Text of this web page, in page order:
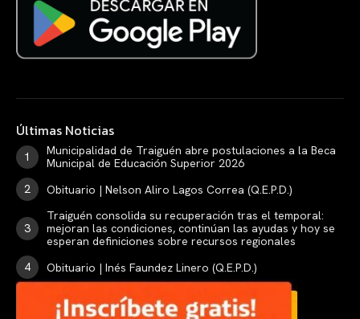
Últimas Noticias
Municipalidad de Traiguén abre postulaciones a la Beca
Municipal de Educación Superior 2026
Obituario | Nelson Aliro Lagos Correa (Q.E.P.D.)
Traiguén consolida su recuperación tras el temporal:
mejoran las condiciones, continúan las ayudas y hoy se
esperan definiciones sobre recursos regionales
Obituario | Inés Faundez Linero (Q.E.P.D.)